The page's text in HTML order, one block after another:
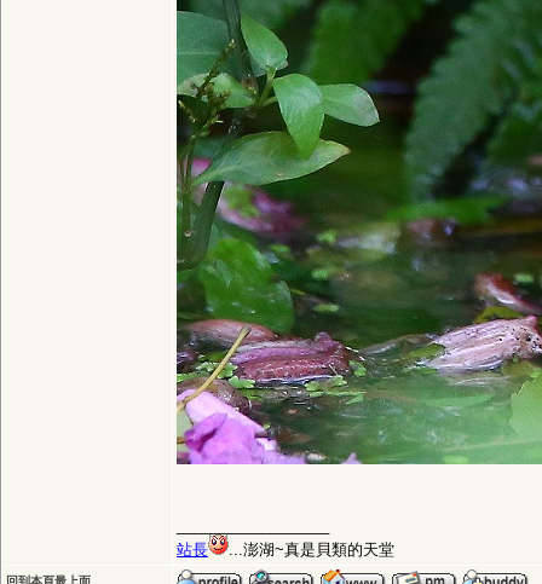
站長
...澎湖~真是貝類的天堂
回到本頁最上面